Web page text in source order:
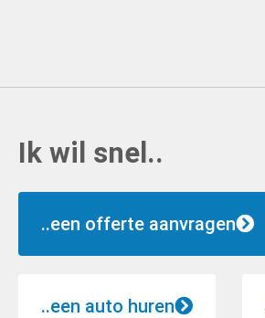
Ik wil snel..
..een offerte aanvragen
..een auto huren